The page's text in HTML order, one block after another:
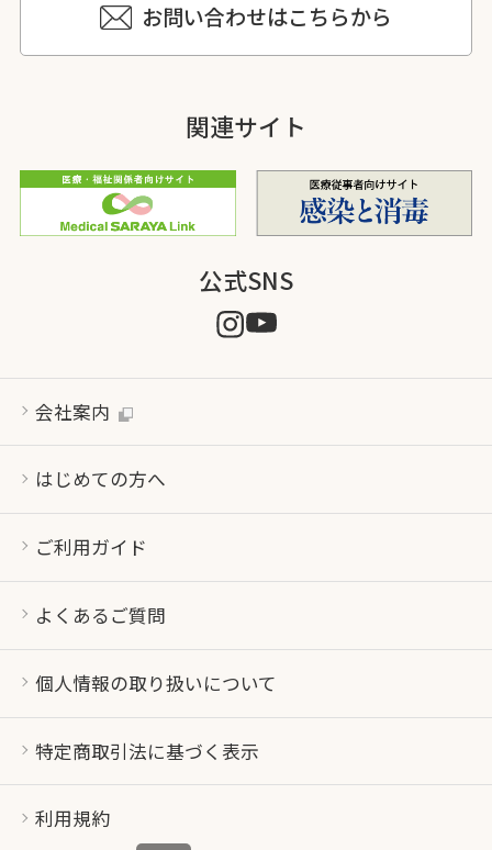
お問い合わせはこちらから
関連サイト
公式SNS
会社案内
はじめての方へ
ご利用ガイド
よくあるご質問
個人情報の取り扱いについて
特定商取引法に基づく表示
利用規約